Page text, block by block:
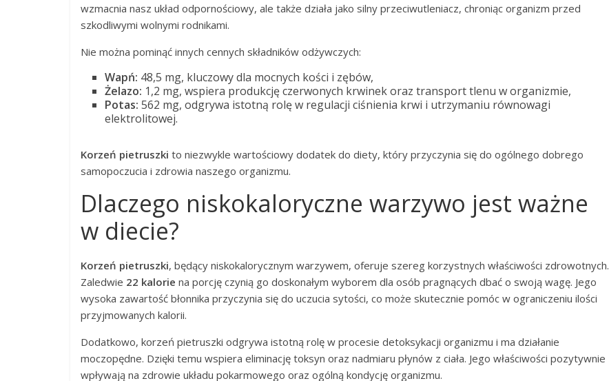
wzmacnia nasz układ odpornościowy, ale także działa jako silny przeciwutleniacz, chroniąc organizm przed
szkodliwymi wolnymi rodnikami.
Nie można pominąć innych cennych składników odżywczych:
Wapń: 48,5 mg, kluczowy dla mocnych kości i zębów,
Żelazo: 1,2 mg, wspiera produkcję czerwonych krwinek oraz transport tlenu w organizmie,
Potas: 562 mg, odgrywa istotną rolę w regulacji ciśnienia krwi i utrzymaniu równowagi
elektrolitowej.
Korzeń pietruszki to niezwykle wartościowy dodatek do diety, który przyczynia się do ogólnego dobrego
samopoczucia i zdrowia naszego organizmu.
Dlaczego niskokaloryczne warzywo jest ważne
w diecie?
Korzeń pietruszki, będący niskokalorycznym warzywem, oferuje szereg korzystnych właściwości zdrowotnych.
Zaledwie 22 kalorie na porcję czynią go doskonałym wyborem dla osób pragnących dbać o swoją wagę. Jego
wysoka zawartość błonnika przyczynia się do uczucia sytości, co może skutecznie pomóc w ograniczeniu ilości
przyjmowanych kalorii.
Dodatkowo, korzeń pietruszki odgrywa istotną rolę w procesie detoksykacji organizmu i ma działanie
moczopędne. Dzięki temu wspiera eliminację toksyn oraz nadmiaru płynów z ciała. Jego właściwości pozytywnie
wpływają na zdrowie układu pokarmowego oraz ogólną kondycję organizmu.